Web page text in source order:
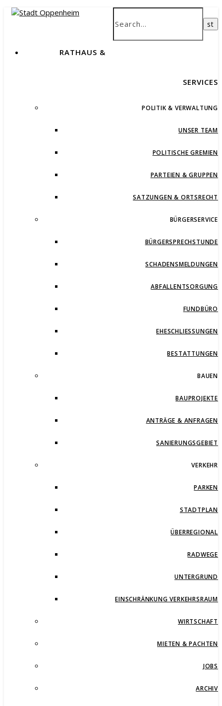
RATHAUS &
SERVICES
POLITIK & VERWALTUNG
UNSER TEAM
POLITISCHE GREMIEN
PARTEIEN & GRUPPEN
SATZUNGEN & ORTSRECHT
BÜRGERSERVICE
BÜRGERSPRECHSTUNDE
SCHADENSMELDUNGEN
ABFALLENTSORGUNG
FUNDBÜRO
EHESCHLIESSUNGEN
BESTATTUNGEN
BAUEN
BAUPROJEKTE
ANTRÄGE & ANFRAGEN
SANIERUNGSGEBIET
VERKEHR
PARKEN
STADTPLAN
ÜBERREGIONAL
RADWEGE
UNTERGRUND
EINSCHRÄNKUNG VERKEHRSRAUM
WIRTSCHAFT
MIETEN & PACHTEN
JOBS
ARCHIV